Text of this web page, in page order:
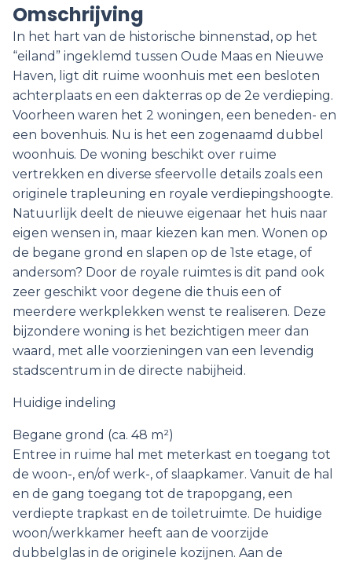
Omschrijving
In het hart van de historische binnenstad, op het
“eiland” ingeklemd tussen Oude Maas en Nieuwe
Haven, ligt dit ruime woonhuis met een besloten
achterplaats en een dakterras op de 2e verdieping.
Voorheen waren het 2 woningen, een beneden- en
een bovenhuis. Nu is het een zogenaamd dubbel
woonhuis. De woning beschikt over ruime
vertrekken en diverse sfeervolle details zoals een
originele trapleuning en royale verdiepingshoogte.
Natuurlijk deelt de nieuwe eigenaar het huis naar
eigen wensen in, maar kiezen kan men. Wonen op
de begane grond en slapen op de 1ste etage, of
andersom? Door de royale ruimtes is dit pand ook
zeer geschikt voor degene die thuis een of
meerdere werkplekken wenst te realiseren. Deze
bijzondere woning is het bezichtigen meer dan
waard, met alle voorzieningen van een levendig
stadscentrum in de directe nabijheid.
Huidige indeling
Begane grond (ca. 48 m²)
Entree in ruime hal met meterkast en toegang tot
de woon-, en/of werk-, of slaapkamer. Vanuit de hal
en de gang toegang tot de trapopgang, een
verdiepte trapkast en de toiletruimte. De huidige
woon/werkkamer heeft aan de voorzijde
dubbelglas in de originele kozijnen. Aan de